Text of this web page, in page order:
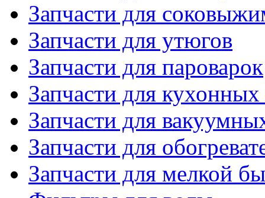
Запчасти для
Запчасти для утюгов
Запчасти для пароварок
Запчасти для
Запчасти для
Запчасти для
Запчасти для мелкой